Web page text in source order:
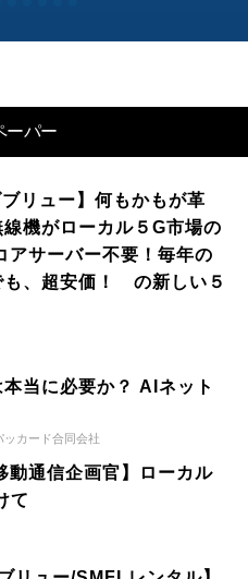
ーパー
リュー】何もかもが革
機がローカル５G市場の
アサーバー不要！毎年の
も、超安価！ の新しい５
当に必要か？ AIネット
ッカード合同会社
動通信企画官】ローカル
て